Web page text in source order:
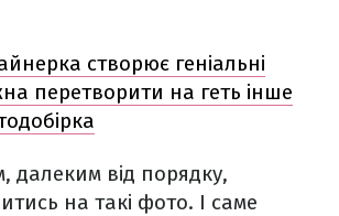
створює геніальні
перетворити на геть інше
далеким від порядку,
на такі фото. І саме